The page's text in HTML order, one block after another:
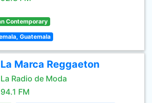
Contemporary
Guatemala
La Marca Reggaeton
La Radio de Moda
94.1 FM